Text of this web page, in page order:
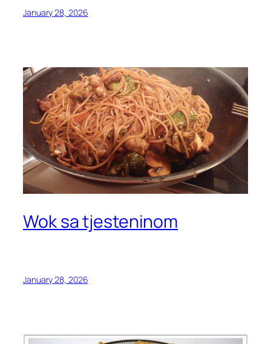
January 28, 2026
Wok sa tjesteninom
January 28, 2026